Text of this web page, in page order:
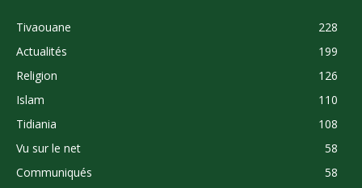
Tivaouane
228
Actualités
199
Religion
126
Islam
110
Tidiania
108
Vu sur le net
58
Communiqués
58